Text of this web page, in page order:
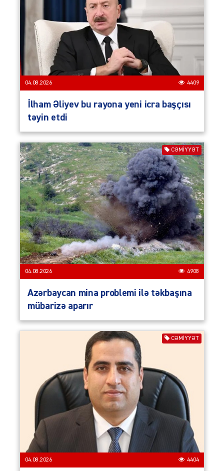
04.08.2026 4409
İlham Əliyev bu rayona yeni icra başçısı
təyin etdi
CƏMIYYƏT
04.08.2026 4908
Azərbaycan mina problemi ilə təkbaşına
mübarizə aparır
CƏMIYYƏT
04.08.2026 4404